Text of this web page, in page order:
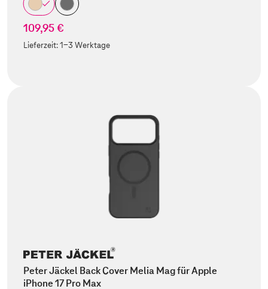
109,95 €
Lieferzeit:1-3 Werktage
Peter Jäckel Back Cover Melia Mag für Apple
iPhone 17 Pro Max